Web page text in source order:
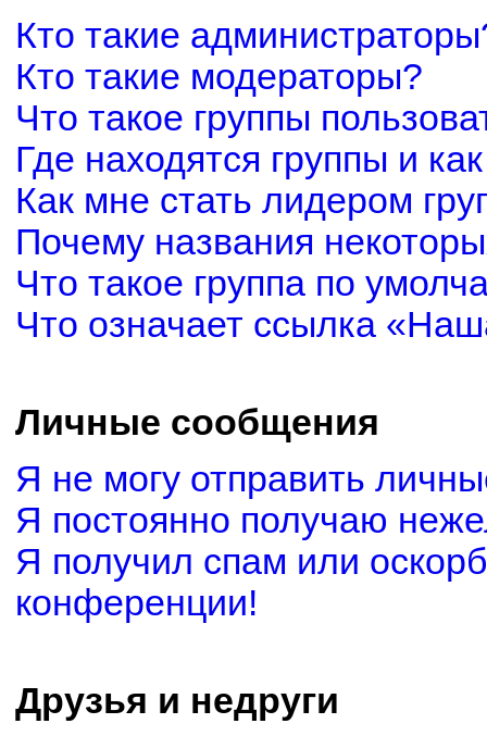
Кто такие
Кто такие модераторы?
Что такое группы
Где находятся группы и
Как мне стать лидером
Почему названия
Что такое группа по
Что означает ссылка
Личные сообщения
Я не могу отправить
Я постоянно получаю
Я получил спам или
конференции!
Друзья и недруги